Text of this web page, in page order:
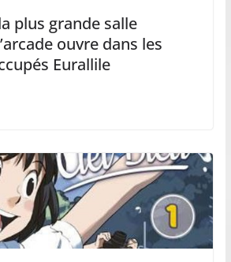
plus grande salle
ouvre dans les
Eurallile